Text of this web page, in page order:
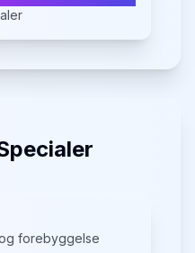
forebyggelse